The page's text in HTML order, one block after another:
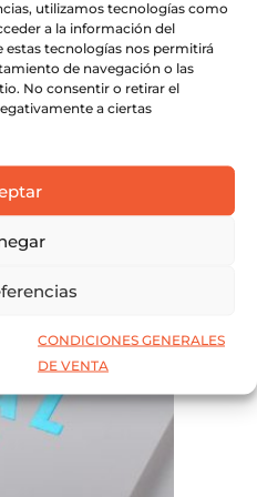
utilizamos tecnologías como
a la información del
tecnologías nos permitirá
de navegación o las
No consentir o retirar el
a ciertas
CONDICIONES GENERALES
DE VENTA
tiene
múltiples
variantes.
Las
se
la
de
producto
Este
producto
tiene
múltiples
Las
se
elegir
la
página
de
producto